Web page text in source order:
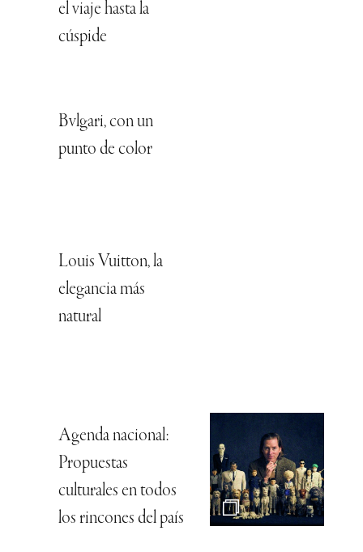
el viaje hasta la
cúspide
Bvlgari, con un
punto de color
Louis Vuitton, la
elegancia más
natural
Agenda nacional:
Propuestas
culturales en todos
los rincones del país